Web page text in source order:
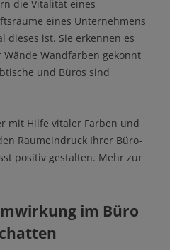
die Vitalität eines
eines Unternehmens
dieses ist. Sie erkennen es
Wandfarben gekonnt
und Büros sind
mit Hilfe vitaler Farben und
Raumeindruck Ihrer Büro-
positiv gestalten. Mehr zur
im Büro